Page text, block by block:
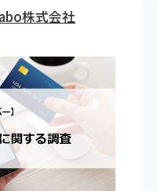
株式会社